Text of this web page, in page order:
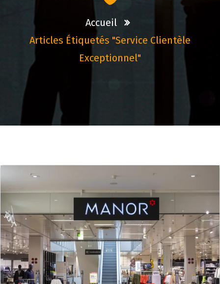
Accueil
Articles Étiquetés "service Clientèle
Exceptionnel"